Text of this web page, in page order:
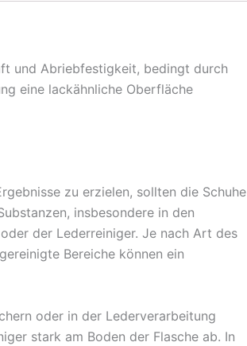
und Abriebfestigkeit, bedingt durch
eine lackähnliche Oberfläche
zu erzielen, sollten die Schuhe
insbesondere in den
der Lederreiniger. Je nach Art des
Bereiche können ein
oder in der Lederverarbeitung
stark am Boden der Flasche ab. In